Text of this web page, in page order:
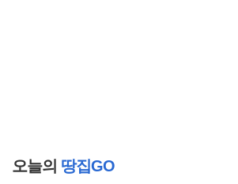
오늘의 땅집GO